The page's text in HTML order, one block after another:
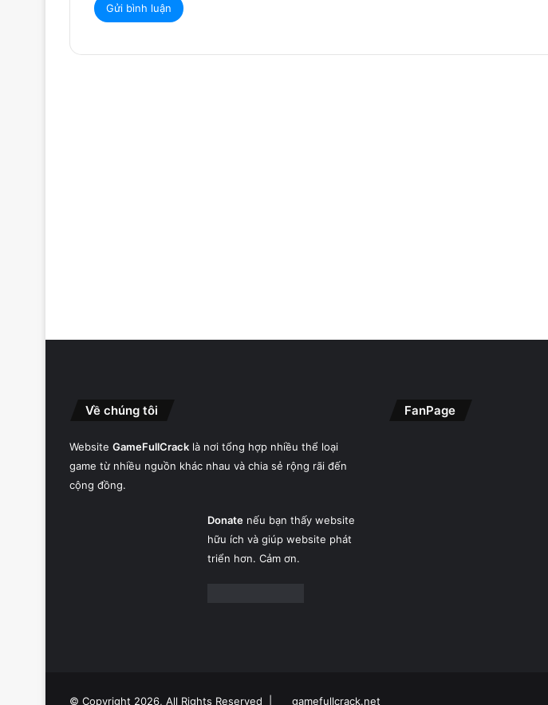
Về chúng tôi
Website GameFullCrack là nơi tổng hợp nhiều thể loại
game từ nhiều nguồn khác nhau và chia sẻ rộng rãi đến
cộng đồng.
Donatenếu bạn thấy website
hữu ích và giúp website phát
triển hơn. Cảm ơn.
FanPage
© Copyright 2026, All Rights Reserved | gamefullcrack.net